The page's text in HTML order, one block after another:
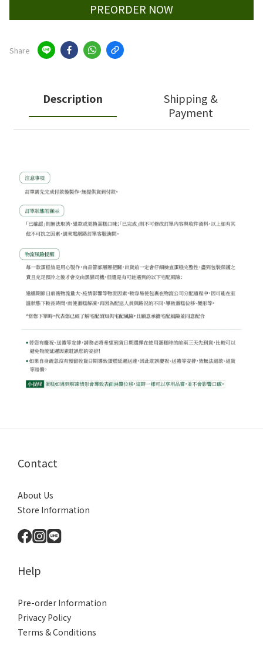
PREORDER NOW
Share
Description
Shipping &
Payment
Contact
About Us
Store Information
Help
Pre-order Information
Privacy Policy
Terms & Conditions